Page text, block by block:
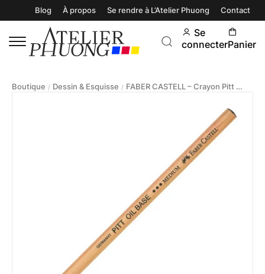
Blog À propos Se rendre à L’Atelier Phuong Contact
Se
connecterPanier
Boutique / Dessin & Esquisse / FABER CASTELL – Crayon Pitt Oil Base Noir